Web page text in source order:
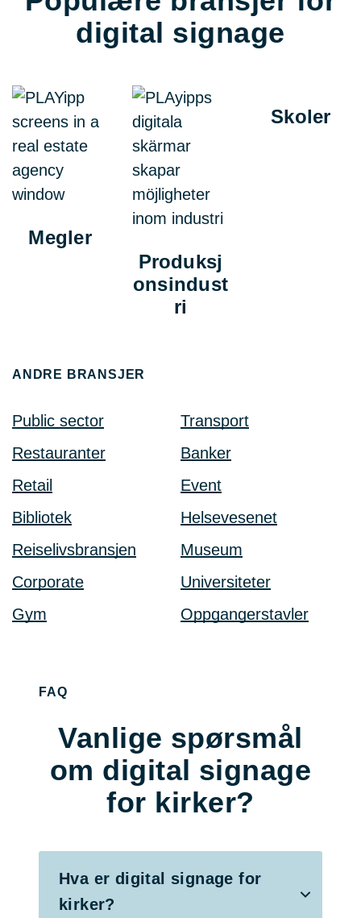
digital signage
Megler
Produksj
onsindust
ri
Skoler
ANDRE BRANSJER
Public sector
Transport
Restauranter
Banker
Retail
Event
Bibliotek
Helsevesenet
Reiselivsbransjen
Museum
Corporate
Universiteter
Gym
Oppgangerstavler
FAQ
Vanlige spørsmål
om digital signage
for kirker?
Hva er digital signage for
kirker?